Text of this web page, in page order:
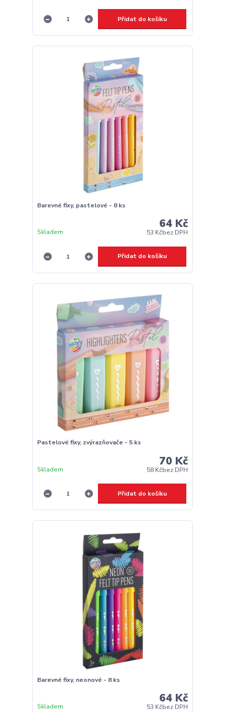
Přidat do košíku
Barevné fixy, pastelové - 8 ks
64 Kč
53 Kčbez DPH
Skladem
Přidat do košíku
Pastelové fixy, zvýrazňovače - 5 ks
70 Kč
58 Kčbez DPH
Skladem
Přidat do košíku
Barevné fixy, neonové - 8 ks
64 Kč
53 Kčbez DPH
Skladem